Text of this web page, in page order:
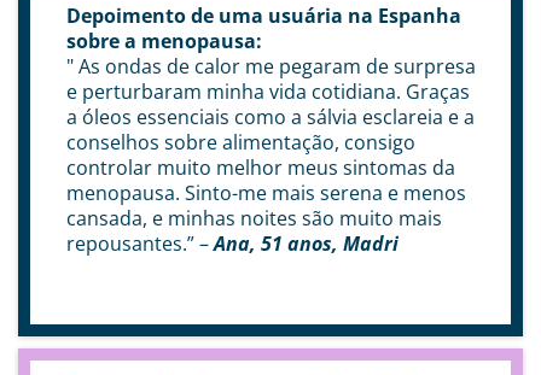
Depoimento de uma usuária na Espanha
sobre a menopausa:
" As ondas de calor me pegaram de surpresa
e perturbaram minha vida cotidiana. Graças
a óleos essenciais como a sálvia esclareia e a
conselhos sobre alimentação, consigo
controlar muito melhor meus sintomas da
menopausa. Sinto-me mais serena e menos
cansada, e minhas noites são muito mais
repousantes.” –Ana, 51 anos, Madri